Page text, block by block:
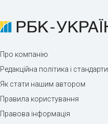
Про компанію
Редакційна політика і стандарти
Як стати нашим автором
Правила користування
Правова інформація